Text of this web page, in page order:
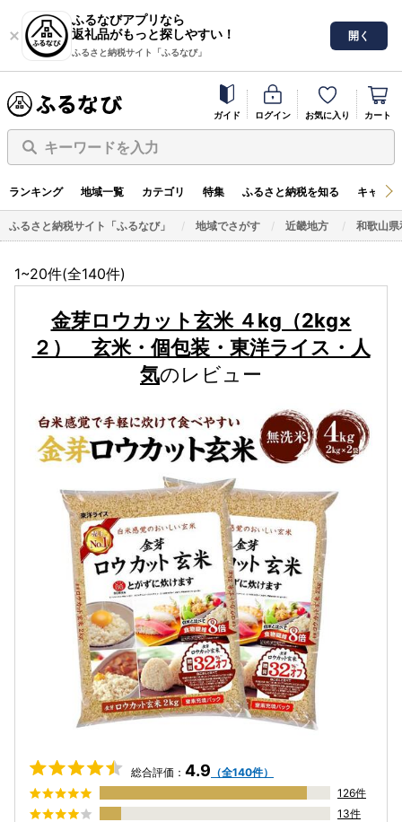
ふるなびアプリなら
返礼品がもっと探しやすい！
ふるさと納税サイト「ふるなび」
開く
ガイド ログイン お気に入り カート
キーワードを入力
ランキング 地域一覧 カテゴリ 特集 ふるさと納税を知る キャン
ふるさと納税サイト「ふるなび」 地域でさがす 近畿地方 和歌山
1~20件(全140件)
金芽ロウカット玄米 ４kg（2kg×
２） 玄米・個包装・東洋ライス・人
気のレビュー
総合評価： 4.9 （全140件）
126件
13件